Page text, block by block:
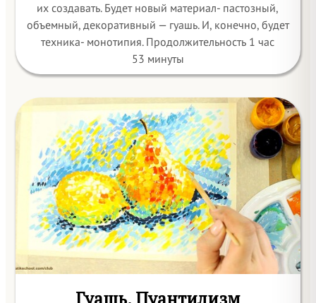
их создавать. Будет новый материал- пастозный,
объемный, декоративный — гуашь. И, конечно, будет
техника- монотипия. Продолжительность 1 час
53 минуты